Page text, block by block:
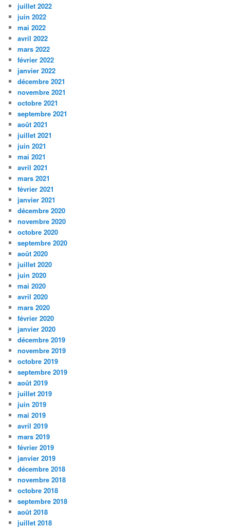
juillet 2022
juin 2022
mai 2022
avril 2022
mars 2022
février 2022
janvier 2022
décembre 2021
novembre 2021
octobre 2021
septembre 2021
août 2021
juillet 2021
juin 2021
mai 2021
avril 2021
mars 2021
février 2021
janvier 2021
décembre 2020
novembre 2020
octobre 2020
septembre 2020
août 2020
juillet 2020
juin 2020
mai 2020
avril 2020
mars 2020
février 2020
janvier 2020
décembre 2019
novembre 2019
octobre 2019
septembre 2019
août 2019
juillet 2019
juin 2019
mai 2019
avril 2019
mars 2019
février 2019
janvier 2019
décembre 2018
novembre 2018
octobre 2018
septembre 2018
août 2018
juillet 2018